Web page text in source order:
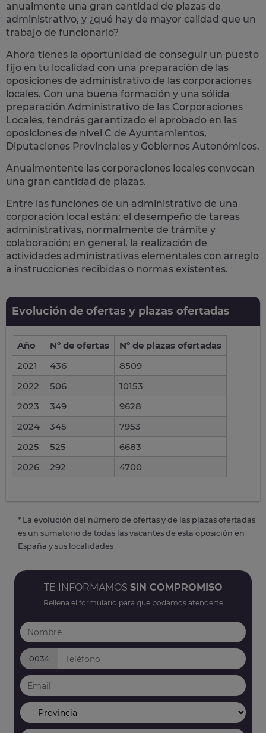
anualmente una gran cantidad de plazas de
administrativo, y ¿qué hay de mayor calidad que un
trabajo de funcionario?
Ahora tienes la oportunidad de conseguir un puesto
fijo en tu localidad con una preparación de las
oposiciones de administrativo de las corporaciones
locales. Con una buena formación y una sólida
preparación Administrativo de las Corporaciones
Locales, tendrás garantizado el aprobado en las
oposiciones de nivel C de Ayuntamientos,
Diputaciones Provinciales y Gobiernos Autonómicos.
Anualmentente las corporaciones locales convocan
una gran cantidad de plazas.
Entre las funciones de un administrativo de una
corporación local están: el desempeño de tareas
administrativas, normalmente de trámite y
colaboración; en general, la realización de
actividades administrativas elementales con arreglo
a instrucciones recibidas o normas existentes.
Evolución de ofertas y plazas ofertadas
Año Nº de ofertas
Nº de plazas ofertadas
2021
436
8509
2022
506
10153
2023
349
9628
2024
345
7953
2025
525
6683
2026
292 4700
* La evolución del número de ofertas y de las plazas ofertadas
es un sumatorio de todas las vacantes de esta oposición en
España y sus localidades
TE INFORMAMOS SIN COMPROMISO
Rellena el formulario para que podamos atenderte
0034